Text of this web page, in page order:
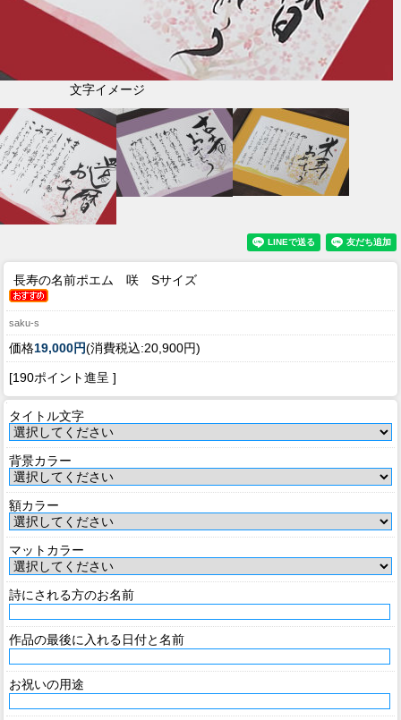
文字イメージ
長寿の名前ポエム 咲 Sサイズ
saku-s
価格19,000円(消費税込:20,900円)
[190ポイント進呈 ]
タイトル文字
背景カラー
額カラー
マットカラー
詩にされる方のお名前
作品の最後に入れる日付と名前
お祝いの用途